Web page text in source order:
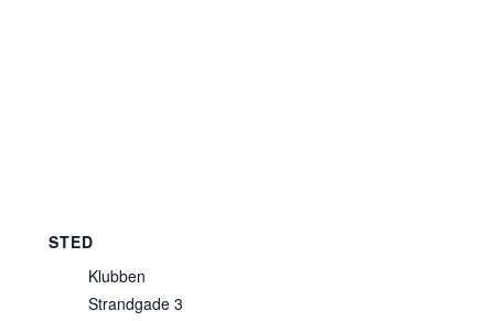
STED
Klubben
Strandgade 3